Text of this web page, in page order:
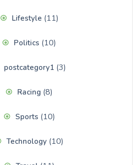
Lifestyle (11)
Politics (10)
postcategory1 (3)
Racing (8)
Sports (10)
Technology (10)